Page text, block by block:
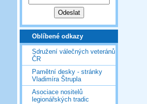
Oblíbené odkazy
Sdružení válečných veteránů
ČR
Pamětní desky - stránky
Vladimíra Štrupla
Asociace nositelů
legionářských tradic